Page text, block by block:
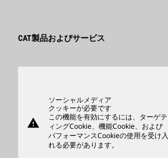
イノベーション
サプライヤ
CAT製品およびサービス
サポート
商品
ディーラを検索する
warning
ソーシャルメディア
クッキーが必要です
この機能を有効にするには、ターゲテ
ィングCookie、機能Cookie、および
パフォーマンスCookieの使用を受け入
れる必要があります。